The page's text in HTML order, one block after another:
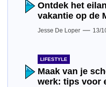
Ontdek het
vakantie op de
Jesse De Loper 13/
LIFESTYLE
Maak van je
werk: tips voor